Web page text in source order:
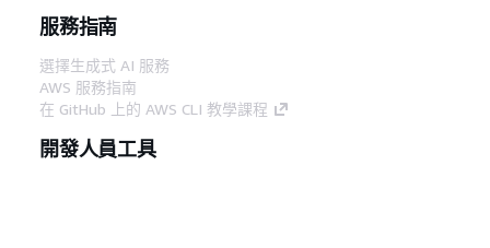
服務指南
選擇生成式 AI 服務
AWS 服務指南
在 GitHub 上的 AWS CLI 教學課程
開發人員工具